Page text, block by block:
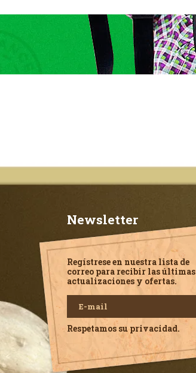
Newsletter
Regístrese en nuestra lista de
correo para recibir las últimas
actualizaciones y ofertas.
Respetamos su privacidad.